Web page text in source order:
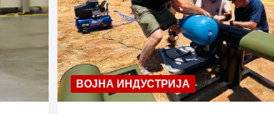
ВОЈНА ИНДУСТРИЈА